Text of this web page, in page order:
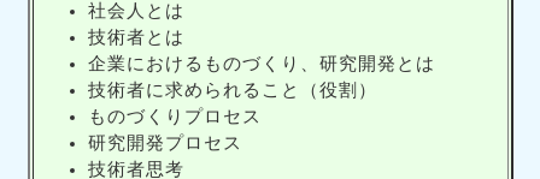
社会人とは
技術者とは
企業におけるものづくり、研究開発とは
技術者に求められること（役割）
ものづくりプロセス
研究開発プロセス
技術者思考